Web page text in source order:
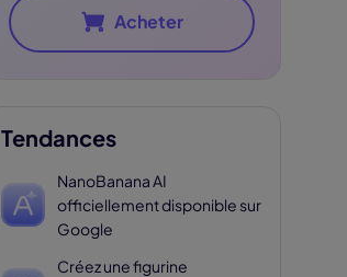
Acheter
Tendances
NanoBanana AI
officiellement disponible sur
Google
Créez une figurine